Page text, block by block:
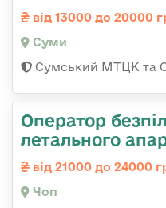
від 13000 до 20000
Суми
Сумський МТЦК та
Оператор
летального
від 21000 до 24000
Чоп